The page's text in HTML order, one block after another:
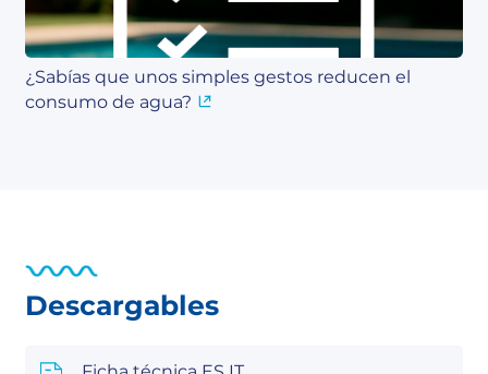
¿Sabías que unos simples gestos reducen el
consumo de agua?
Descargables